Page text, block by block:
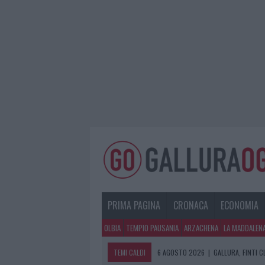
PRIMA PAGINA CRONACA ECONOMIA
OLBIA TEMPIO PAUSANIA ARZACHENA LA
TEMI CALDI 6 AGOSTO 2026 | GALLURA, FINTI